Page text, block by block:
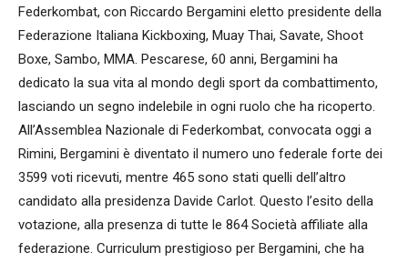
Federkombat, con Riccardo Bergamini eletto presidente della
Federazione Italiana Kickboxing, Muay Thai, Savate, Shoot
Boxe, Sambo, MMA. Pescarese, 60 anni, Bergamini ha
dedicato la sua vita al mondo degli sport da combattimento,
lasciando un segno indelebile in ogni ruolo che ha ricoperto.
All’Assemblea Nazionale di Federkombat, convocata oggi a
Rimini, Bergamini è diventato il numero uno federale forte dei
3599 voti ricevuti, mentre 465 sono stati quelli dell’altro
candidato alla presidenza Davide Carlot. Questo l’esito della
votazione, alla presenza di tutte le 864 Società affiliate alla
federazione. Curriculum prestigioso per Bergamini, che ha